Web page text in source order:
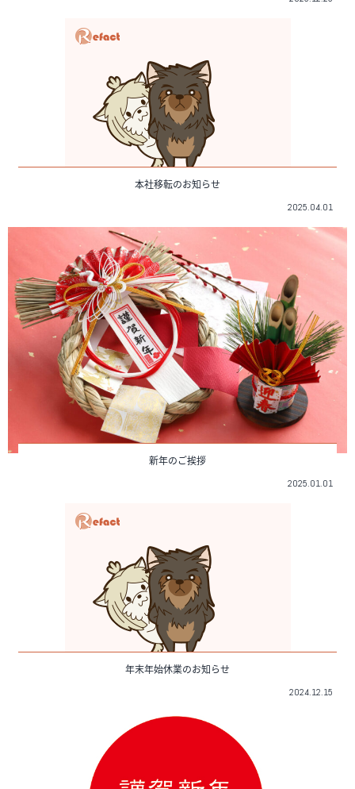
本社移転のお知らせ
2025.04.01
新年のご挨拶
2025.01.01
年末年始休業のお知らせ
2024.12.15